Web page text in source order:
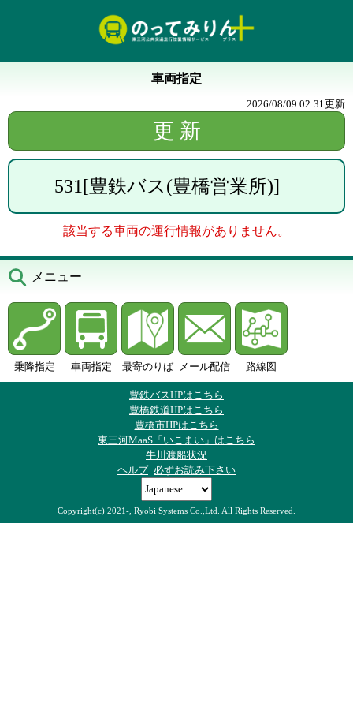
車両指定
2026/08/09 02:31 更新
531[豊鉄バス(豊橋営業所)]
該当する車両の運行情報がありません。
メニュー
乗降指定 車両指定 最寄のりば メール配信 路線図
豊鉄バスHPはこちら
豊橋鉄道HPはこちら
豊橋市HPはこちら
東三河MaaS「いこまい」はこちら
牛川渡船状況
ヘルプ 必ずお読み下さい
Copyright(c) 2021-, Ryobi Systems Co.,Ltd. All Rights Reserved.